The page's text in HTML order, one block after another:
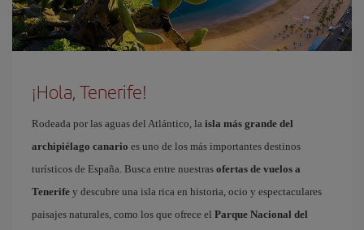
¡Hola, Tenerife!
Rodeada por las aguas del Atlántico, la isla más grande del
archipiélago canario es uno de los más importantes destinos
turísticos de España. Busca entre nuestras ofertas de vuelos a
Tenerife y descubre una isla rica en historia, ocio y espectaculares
paisajes naturales, como los que ofrece el Parque Nacional del